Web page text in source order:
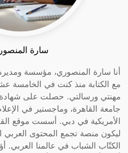
سارة
أنا سارة المنصوري، مؤسسة
مع الكتابة منذ كنت في الخامسة
مهنتي ورسالتي. حصلت على
جامعة القاهرة، وماجستير في
الأمريكية في دبي. أسست موقع
ليكون منصة تجمع المحتوى العربي
الكتّاب الشباب في عالمنا العربي.